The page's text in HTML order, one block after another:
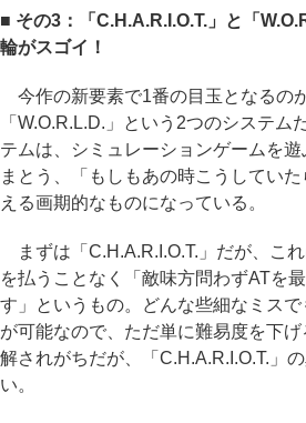
■ その3：「C.H.A.R.I.O.T.」と「
輪がスゴイ！
今作の新要素で1番の目玉となるの
「W.O.R.L.D.」という2つのシステム
テムは、シミュレーションゲームを
まとう、「もしもあの時こうしてい
える画期的なものになっている。
まずは「C.H.A.R.I.O.T.」だが、こ
を払うことなく「敵味方問わずATを
す」というもの。どんな些細なミス
が可能なので、ただ単に難易度を下
解されがちだが、「C.H.A.R.I.O.T.」
い。